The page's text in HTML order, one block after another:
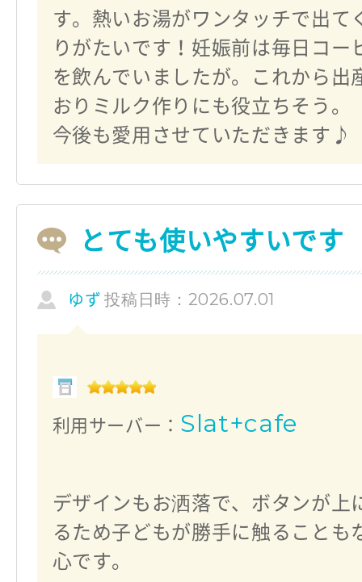
す。熱いお湯がワンタッチで出て
りがたいです！妊娠前は毎日コー
を飲んでいましたが。これから出
おりミルク作りにも役立ちそう。
今後も愛用させていただきます♪
とても使いやすいです
ゆず 投稿日時：2026.07.01
利用サーバー： Slat+cafe
デザインもお洒落で、ボタンが上
るため子どもが勝手に触ることも
心です。